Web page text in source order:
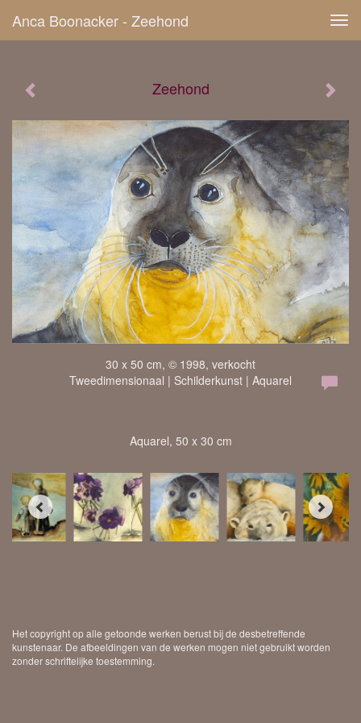
Anca Boonacker - Zeehond
Zeehond
30 x 50 cm, © 1998, verkocht
Tweedimensionaal | Schilderkunst | Aquarel
Aquarel, 50 x 30 cm
Het copyright op alle getoonde werken berust bij de desbetreffende
kunstenaar. De afbeeldingen van de werken mogen niet gebruikt worden
zonder schriftelijke toestemming.